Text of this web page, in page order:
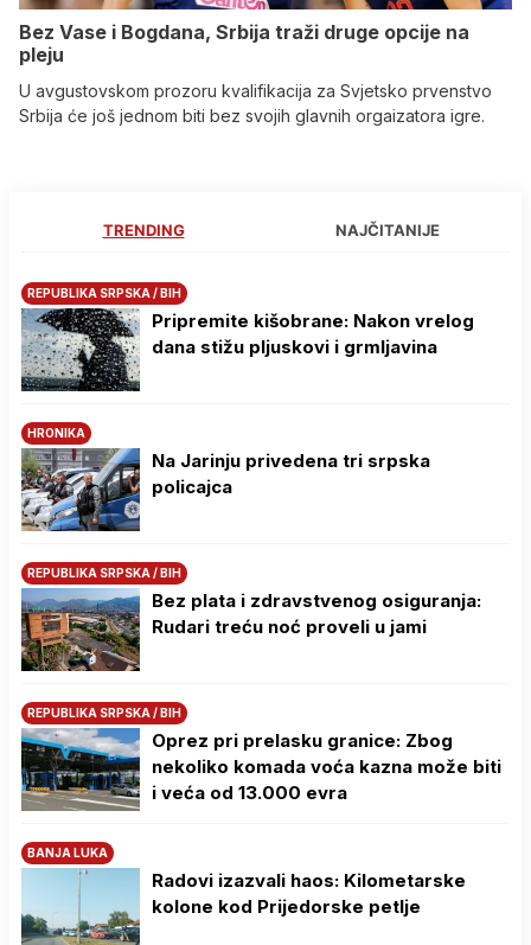
Bez Vase i Bogdana, Srbija traži druge opcije na
pleju
U avgustovskom prozoru kvalifikacija za Svjetsko prvenstvo
Srbija će još jednom biti bez svojih glavnih orgaizatora igre.
TRENDING NAJČITANIJE
REPUBLIKA SRPSKA / BIH
Pripremite kišobrane: Nakon vrelog
dana stižu pljuskovi i grmljavina
HRONIKA
Na Јarinju privedena tri srpska
policajca
REPUBLIKA SRPSKA / BIH
Bez plata i zdravstvenog osiguranja:
Rudari treću noć proveli u jami
REPUBLIKA SRPSKA / BIH
Oprez pri prelasku granice: Zbog
nekoliko komada voća kazna može biti
i veća od 13.000 evra
BANJA LUKA
Radovi izazvali haos: Kilometarske
kolone kod Prijedorske petlje